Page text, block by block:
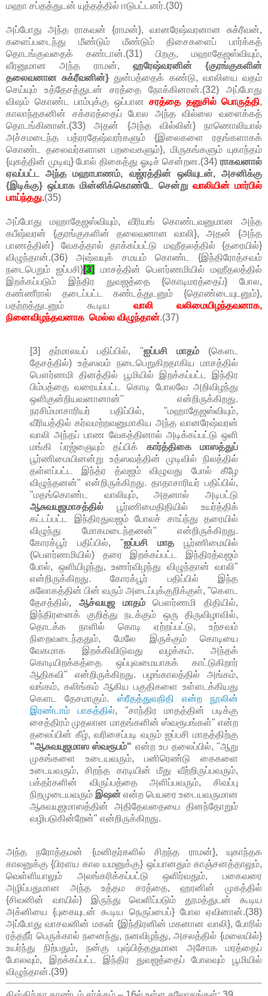
மஹா சப்தத்துடன் யுத்தத்தில் ஈடுபட்டனர்.(30)
அப்போது அந்த ராகவன் {ராமன்}, வானரேஷ்வரனான சுக்ரீவன்,
களைப்படைந்து மீண்டும் மீண்டும் திசைகளைப் பார்க்கத்
தொடங்குவதைக் கண்டான்.(31) பிறகு, மஹாதேஜஸ்வியும்,
வீரனுமான அந்த ராமன், ஹரேஷ்வரனின் {குரங்குகளின்
தலைவனான சுக்ரீவனின்} துன்பத்தைக் கண்டு, வாலியை வதம்
செய்யும் உத்தேசத்துடன் சரத்தை நோக்கினான்.(32) அப்போது
விஷம் கொண்ட பாம்புக்கு ஒப்பான சரத்தை தனுசில் பொருத்தி,
காலாந்தகனின் சக்கரத்தைப் போல அந்த வில்லை வளைக்கத்
தொடங்கினான்.(33) அதன் {அந்த வில்லின்} நாணொலியால்
அச்சமடைந்த பத்ரரதேஷ்வரர்களும் {இலைகளை ரதங்களாகக்
கொண்ட தலைவர்களான பறவைகளும்}, மிருகங்களும் யுகாந்தம்
{யுகத்தின் முடிவு} போல் திகைத்து ஓடிச் சென்றன.(34) ராகவனால்
ஏவப்பட்ட அந்த மஹாபாணம், வஜ்ரத்தின் ஒலியுடன், அசனிக்கு
{இடிக்கு} ஒப்பாக மின்னிக்கொண்டே சென்று வாலியின் மார்பில்
பாய்ந்தது.(35)
அப்போது மஹாதேஜஸ்வியும், வீரியங் கொண்டவனுமான அந்த
கபீஷ்வரன் {குரங்குகளின் தலைவனான வாலி}, அதன் {அந்த
பாணத்தின்} வேகத்தால் தாக்கப்பட்டு மஹீதலத்தில் {தரையில்}
விழுந்தான்.(36) அஷ்வயுக் சமயம் கொண்ட {இந்திரோத்சவம்
நடைபெறும் ஐப்பசி}[3]
மாசத்தின் பௌர்ணமியில் மஹீதலத்தில்
இறக்கப்படும் இந்திர துவஜத்தை {கொடிமரத்தைப்} போல,
கண்ணீரால் தடைப்பட்ட கண்டத்துடனும் {தொண்டையுடனும்},
பதற்றத்துடனும் கூடிய வாலி வலிமையிழந்தவனாக,
நினைவிழந்தவனாக மெல்ல விழுந்தான்.(37)
[3] தர்மாலயப் பதிப்பில், "ஐப்பசி மாதம்(கௌட
தேசத்தில்) உத்ஸவம் நடைபெறுகிறதாகிய மாசத்தில்
பௌர்ணமி தினத்தில் பூமியில் இறக்கப்பட்ட இந்திர
பிம்பத்தை வரையப்பட்ட கொடி போலவே அறிவிழந்து
ஒளிகுன்றியவனானான்" என்றிருக்கிறது.
நரசிம்மாசாரியர் பதிப்பில், "மஹாதேஜஸ்வியும்,
வீரியத்தில் கர்வமற்றவனுமாகிய அந்த வானரேஷ்வரன்
வாலி அந்தப் பாண வேகத்தினால் அடிக்கப்பட்டு ஒளி
மங்கி ப்ரஜ்ஞையும் தப்பிக் கார்த்திகை மாஸத்துப்
பூர்ணிமையினன்று உத்ஸவத்தின் முடிவில் நிலத்தில்
தள்ளப்பட்ட இந்த்ர த்வஜம் விழுவது போல் கீழே
விழுந்தனன்" என்றிருக்கிறது. தாதாசாரியர் பதிப்பில்,
"மதங்கொண்ட வாலியும், அதனால் அடிபட்டு
ஆசுவயுஜமாசத்தில் பூர்ணிமைதிதியில் உயர்த்திக்
கட்டப்பட்ட இந்திரதுவஜம் போலச் சாய்ந்து தரையில்
விழுந்து மோகமடைந்தனன்" என்றிருக்கிறது.
கோரக்பூர் பதிப்பில், "ஐப்பசி மாத பூர்ணிமையில்
(பௌர்ணமியில்) தரை இறக்கப்பட்ட இந்திரத்வஜம்
போல், ஒளியிழந்து, உணர்விழந்து விழுந்தான் வாலி"
என்றிருக்கிறது. கோரக்பூர் பதிப்பில் இந்த
சுலோகத்தின் பின் வரும் அடைப்புக்குறிக்குள், "கௌட
தேசத்தில், ஆச்வயுஜ மாதம்பௌர்ணமி திதியில்,
இந்திரனைக் குறித்து நடக்கும் ஒரு திருவிழாவில்,
தொடக்க நாளில் கொடி ஏற்றப்பட்டு, உற்சவம்
நிறைவடைந்ததும், மேலே இருக்கும் கொடியை
வேகமாக இறக்கிவிடுவது வழக்கம். அந்தக்
கொடியிறக்கத்தை ஒப்புவமையாகக் காட்டுகிறார்
ஆதிகவி" என்றிருக்கிறது. பழங்காலத்தில் அங்கம்,
வங்கம், கலிங்கம் ஆகிய பகுதிகளை உள்ளடக்கியது
கௌட தேசமாகும். ஸ்ரீதத்துவநிதி என்ற நூலின்
இரண்டாம் பாகத்தில், "சாந்திர மாதத்தின் படிக்கு
சைத்திரம் முதலான மாதங்களின் ஸ்வரூபங்கள்" என்ற
தலைப்பின் கீழ், வரிசைப்படி வரும் ஐப்பசி மாதத்திற்கு
"ஆசுவயுஜமாஸ ஸ்வரூபம்" என்ற உப தலைப்பில், "ஆறு
முகங்களை உடையவரும், பனிரெண்டு கைகளை
உடையவரும், சிறந்த கரடியின் மீது வீற்றிருப்பவரும்,
பக்தர்களின் விருப்பத்தை அளிப்பவரும், சிவப்பு
நிறமுடையவரும் இஷன் என்ற பெயரை உடையவருமான
ஆசுவயுஜமாஸத்தின் அதிதேவதையை தினந்தோறும்
வழிபடுகின்றேன்" என்றிருக்கிறது.
அந்த நரோத்தமன் {மனிதர்களில் சிறந்த ராமன்}, யுகாந்தக
காலனுக்கு {பிரளய கால யமனுக்கு} ஒப்பானதும் காஞ்சனத்தாலும்,
வெள்ளியாலும் அலங்கரிக்கப்பட்டு ஒளிர்வதும், பகைவரை
அழிப்பதுமான அந்த உத்தம சரத்தை, ஹரனின் முகத்தில்
{சிவனின் வாயில்} இருந்து வெளிப்படும் தூமத்துடன் கூடிய
அக்னியை {புகையுடன் கூடிய நெருப்பைப்} போல ஏவினான்.(38)
அப்போது வாசவனின் மகன் {இந்திரனின் மகனான வாலி}, போரில்
ரத்தநீர் பெருக்கால் நனைந்து, நனவிழந்து, அசலத்தில் {மலையில்}
உயர்ந்து நிற்பதும், நன்கு புஷ்பித்ததுமான அசோக மரத்தைப்
போலவும், இறக்கப்பட்ட இந்திர துவஜத்தைப் போலவும் பூமியில்
விழுந்தான்.(39)